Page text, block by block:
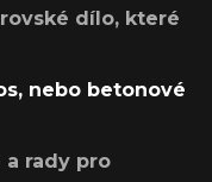
dílo, které
nebo betonové
a rady pro